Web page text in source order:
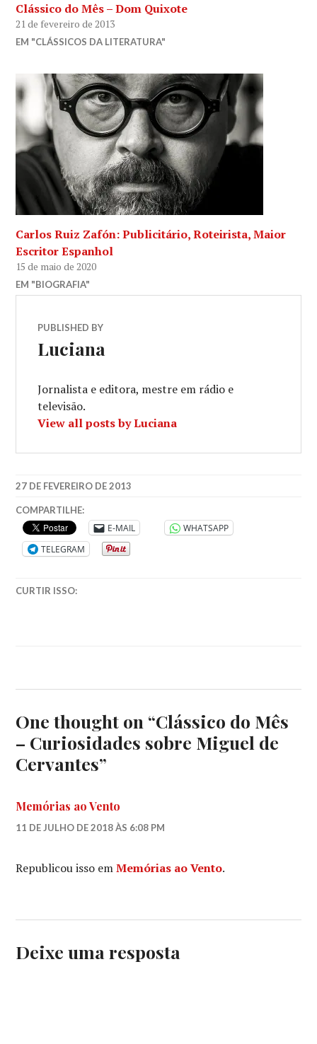
Clássico do Mês – Dom Quixote
21 de fevereiro de 2013
EM "CLÁSSICOS DA LITERATURA"
Carlos Ruiz Zafón: Publicitário, Roteirista, Maior
Escritor Espanhol
15 de maio de 2020
EM "BIOGRAFIA"
PUBLISHED BY
Luciana
Jornalista e editora, mestre em rádio e
televisão.
View all posts by Luciana
27 DE FEVEREIRO DE 2013
COMPARTILHE:
E-MAIL
WHATSAPP
TELEGRAM
CURTIR ISSO:
One thought on “Clássico do Mês
– Curiosidades sobre Miguel de
Cervantes”
Memórias ao Vento
11 DE JULHO DE 2018 ÀS 6:08 PM
Republicou isso emMemórias ao Vento.
Deixe uma resposta